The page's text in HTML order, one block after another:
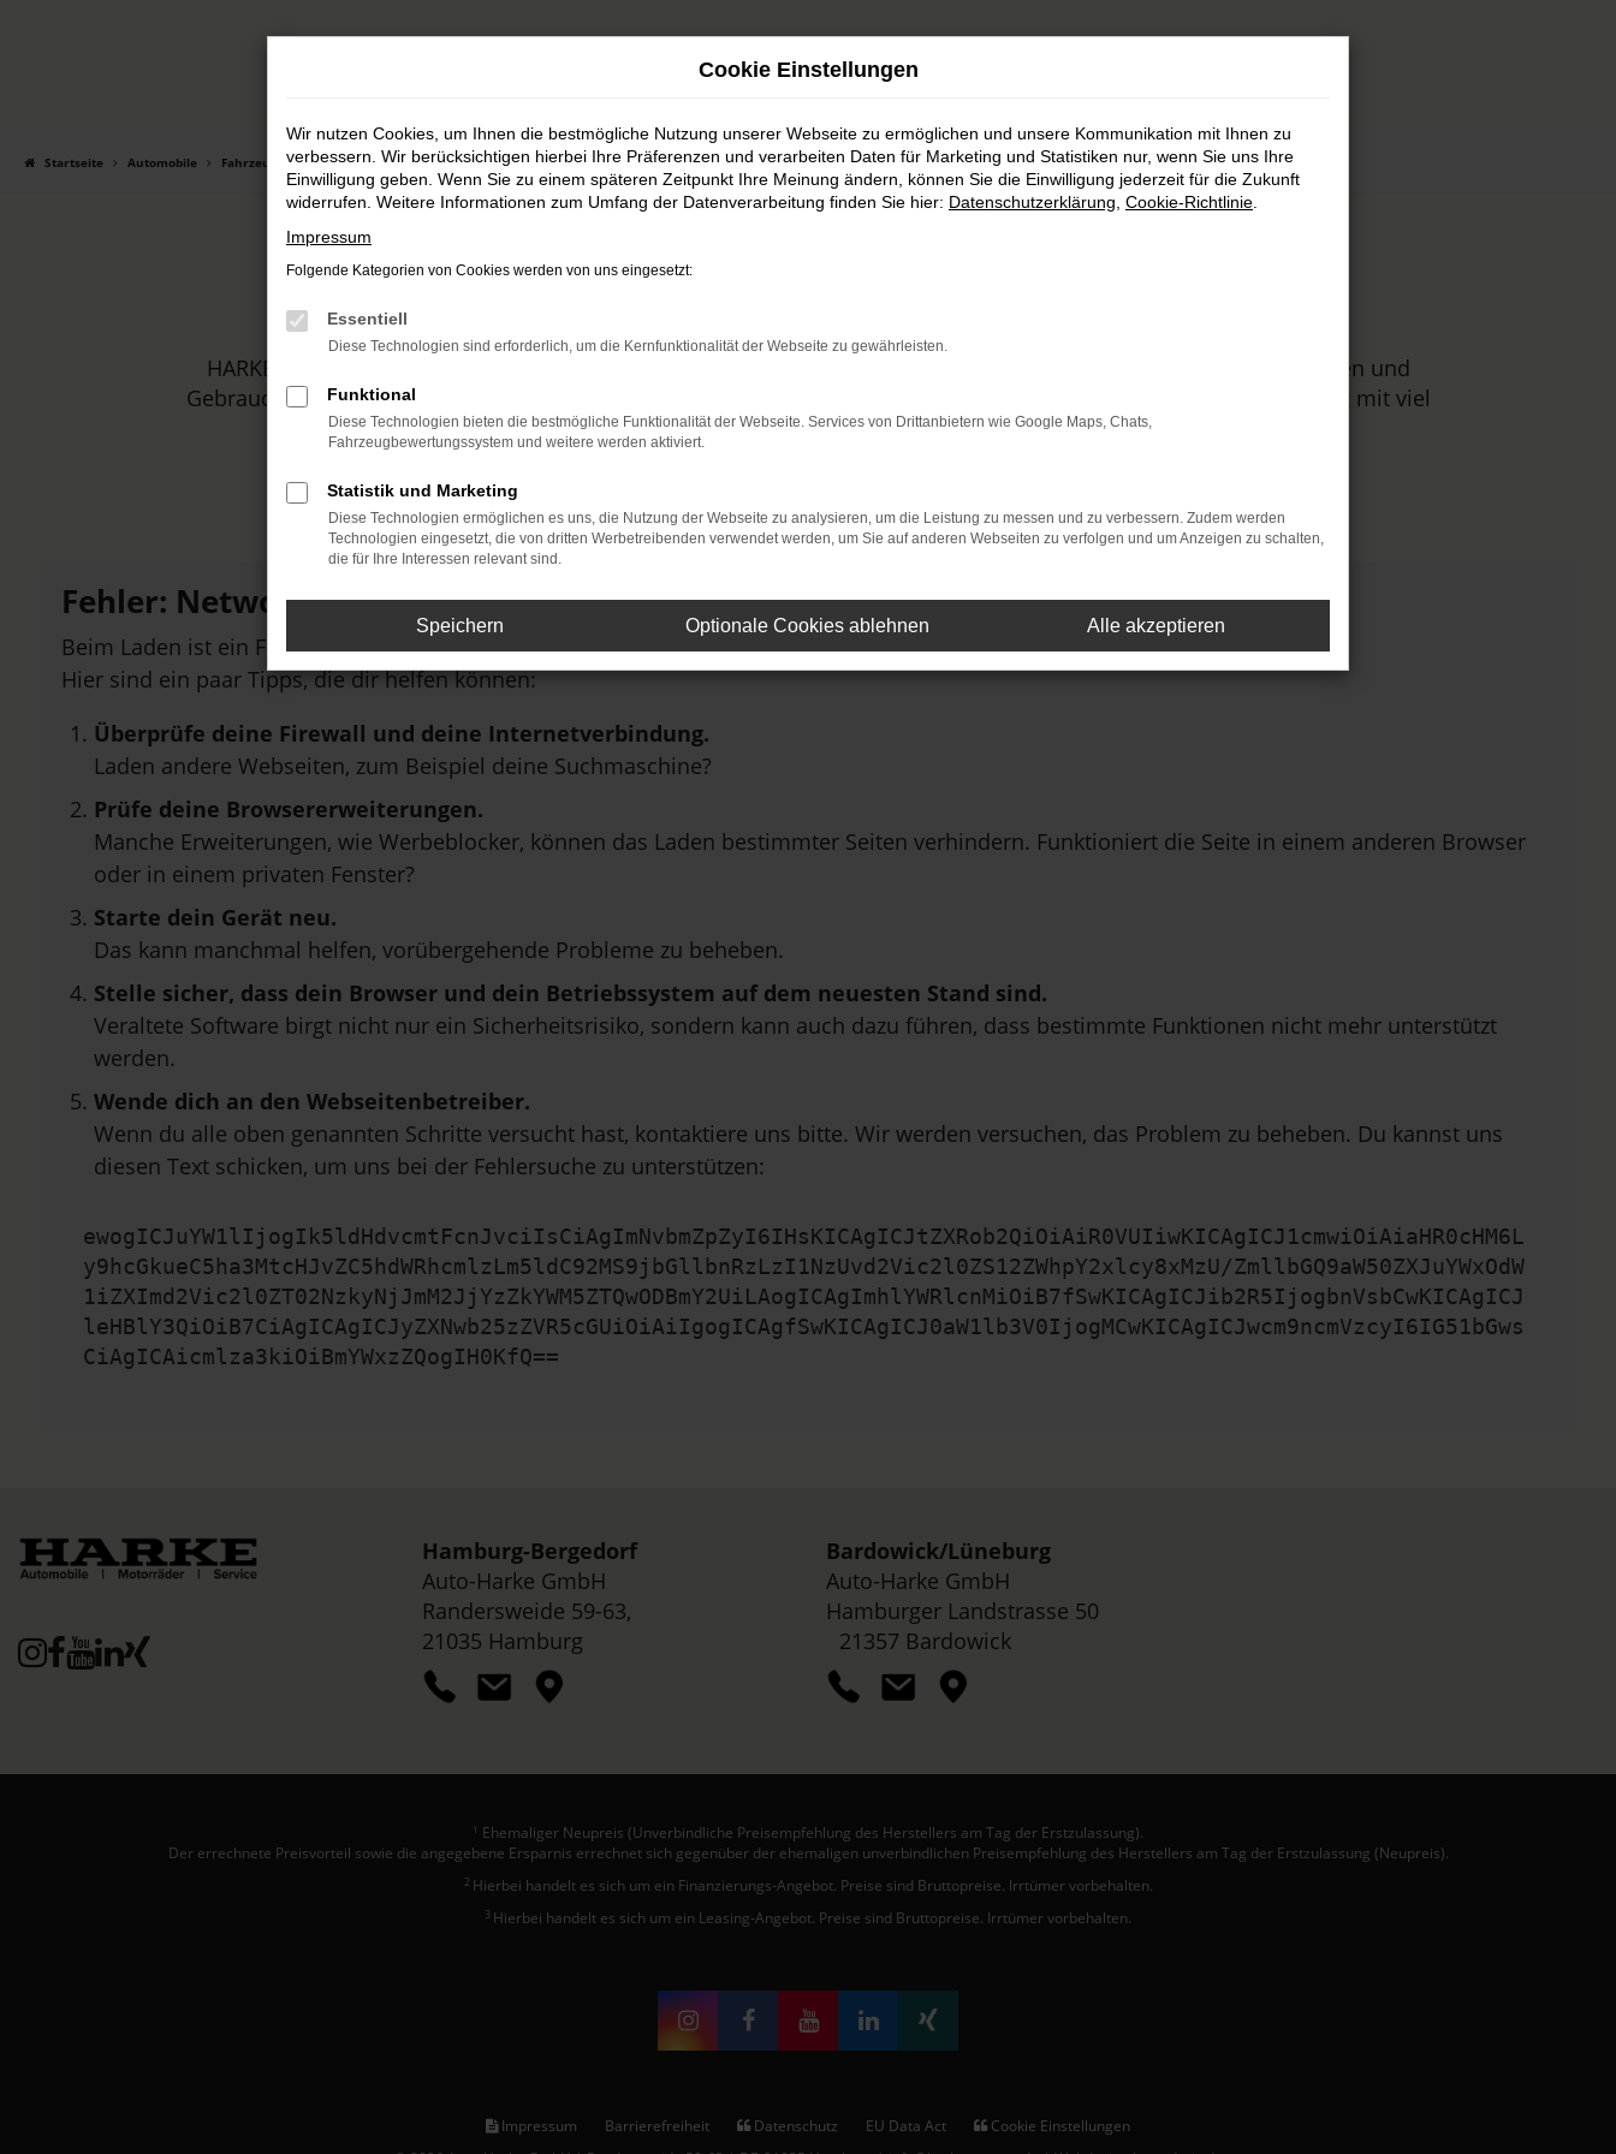
Startseite Automobile Fahrzeugmarkt
Unser Fahrzeugbestand
HARKE MOTORS ist Ihr Autohaus, sowohl für Neuwagen von Honda und Mitsubishi, als auch für Tageszulassungen und
Gebrauchtwagen. In unserem Sortiment werden Sie sicher fündig und dürfen sich zudem auf erstklassige Beratung mit viel
Leidenschaft freuen.
Fehler: Network Error
Beim Laden ist ein Fehler aufgetreten.
Hier sind ein paar Tipps, die dir helfen können:
Überprüfe deine Firewall und deine Internetverbindung.
Laden andere Webseiten, zum Beispiel deine Suchmaschine?
Prüfe deine Browsererweiterungen.
Manche Erweiterungen, wie Werbeblocker, können das Laden bestimmter Seiten verhindern. Funktioniert die Seite in einem anderen Browser
oder in einem privaten Fenster?
Starte dein Gerät neu.
Das kann manchmal helfen, vorübergehende Probleme zu beheben.
Stelle sicher, dass dein Browser und dein Betriebssystem auf dem neuesten Stand sind.
Veraltete Software birgt nicht nur ein Sicherheitsrisiko, sondern kann auch dazu führen, dass bestimmte Funktionen nicht mehr unterstützt
werden.
Wende dich an den Webseitenbetreiber.
Wenn du alle oben genannten Schritte versucht hast, kontaktiere uns bitte. Wir werden versuchen, das Problem zu beheben. Du kannst uns
diesen Text schicken, um uns bei der Fehlersuche zu unterstützen:
ewogICJuYW1lIjogIk5ldHdvcmtFcnJvciIsCiAgImNvbmZpZyI6IHsKICAgICJtZXRob2QiOiAiR0VUIiwKICAgICJ1cmwiOiAiaHR0cHM6L
y9hcGkueC5ha3MtcHJvZC5hdWRhcmlzLm5ldC92MS9jbGllbnRzLzI1NzUvd2Vic2l0ZS12ZWhpY2xlcy8xMzU/ZmllbGQ9aW50ZXJuYWxOdW
1iZXImd2Vic2l0ZT02NzkyNjJmM2JjYzZkYWM5ZTQwODBmY2UiLAogICAgImhlYWRlcnMiOiB7fSwKICAgICJib2R5IjogbnVsbCwKICAgICJ
leHBlY3QiOiB7CiAgICAgICJyZXNwb25zZVR5cGUiOiAiIgogICAgfSwKICAgICJ0aW1lb3V0IjogMCwKICAgICJwcm9ncmVzcyI6IG51bGws
CiAgICAicmlza3kiOiBmYWxzZQogIH0KfQ==
Hamburg-Bergedorf
Auto-Harke GmbH
Randersweide 59-63,
21035 Hamburg
Bardowick/Lüneburg
Auto-Harke GmbH
Hamburger Landstrasse 50
21357 Bardowick
1 Ehemaliger Neupreis (Unverbindliche Preisempfehlung des Herstellers am Tag der Erstzulassung).
Der errechnete Preisvorteil sowie die angegebene Ersparnis errechnet sich gegenüber der ehemaligen unverbindlichen Preisempfehlung des Herstellers am Tag der Erstzulassung (Neupreis).
2 Hierbei handelt es sich um ein Finanzierungs-Angebot. Preise sind Bruttopreise. Irrtümer vorbehalten.
3 Hierbei handelt es sich um ein Leasing-Angebot. Preise sind Bruttopreise. Irrtümer vorbehalten.
Impressum Barrierefreiheit Datenschutz EU Data Act
Cookie Einstellungen
Cookie Einstellungen
Wir nutzen Cookies, um Ihnen die bestmögliche Nutzung unserer Webseite zu ermöglichen und unsere Kommunikation mit Ihnen zu
verbessern. Wir berücksichtigen hierbei Ihre Präferenzen und verarbeiten Daten für Marketing und Statistiken nur, wenn Sie uns Ihre
Einwilligung geben. Wenn Sie zu einem späteren Zeitpunkt Ihre Meinung ändern, können Sie die Einwilligung jederzeit für die Zukunft
widerrufen. Weitere Informationen zum Umfang der Datenverarbeitung finden Sie hier: Datenschutzerklärung Cookie-Richtlinie
Impressum
Folgende Kategorien von Cookies werden von uns eingesetzt:
Essentiell
Diese Technologien sind erforderlich, um die Kernfunktionalität der Webseite zu gewährleisten.
Funktional
Diese Technologien bieten die bestmögliche Funktionalität der Webseite. Services von Drittanbietern wie Google Maps, Chats,
Fahrzeugbewertungssystem und weitere werden aktiviert.
Statistik und Marketing
Diese Technologien ermöglichen es uns, die Nutzung der Webseite zu analysieren, um die Leistung zu messen und zu verbessern. Zudem werden
Technologien eingesetzt, die von dritten Werbetreibenden verwendet werden, um Sie auf anderen Webseiten zu verfolgen und um Anzeigen zu schalten,
die für Ihre Interessen relevant sind.
Speichern Optionale Cookies ablehnen Alle akzeptieren